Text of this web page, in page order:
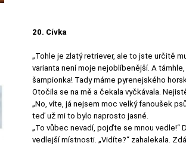
20. Cívka
„Tohle je zlatý retriever, ale to jste určitě
varianta není moje nejoblíbenější. A
šampionka! Tady máme pyrenejského
Otočila se na mě a čekala vyčkávala.
„No, víte, já nejsem moc velký fanoušek
teď už mi to bylo naprosto jasné.
„To vůbec nevadí, pojďte se mnou vedle!“
vedlejší místnosti. „Vidíte?“ zahalekala.